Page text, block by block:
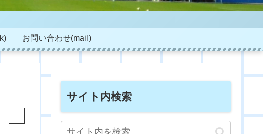
お問い合わせ(mail)
サイト内検索